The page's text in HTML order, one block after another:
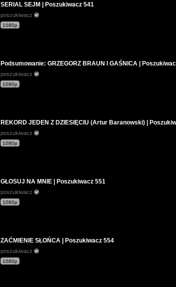
SERIAL SEJM | Poszukiwacz 541
poszukiwacz
1080p
Podsumowanie: GRZEGORZ BRAUN I GAŚNICA |
poszukiwacz
1080p
REKORD JEDEN Z DZIESIĘCIU (Artur Baranowski) |
poszukiwacz
1080p
GŁOSUJ NA MNIE | Poszukiwacz 551
poszukiwacz
1080p
ZAĆMIENIE SŁOŃCA | Poszukiwacz 554
poszukiwacz
1080p